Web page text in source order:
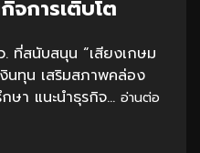
การเติบโต
ที่สนับสนุน “เสียงเกษม
งินทุน เสริมสภาพคล่อง
ษา แนะนำธุรกิจ... อ่านต่อ